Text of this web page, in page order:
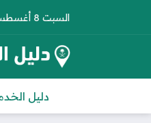
السبت 8 أغسطس 2026 7:38 م
دليل